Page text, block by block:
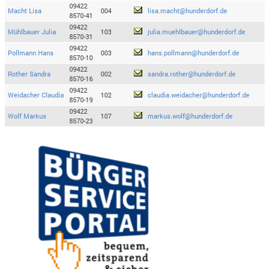
Macht Lisa
09422
8570-41
004 lisa.macht@hunderdorf.de
Mühlbauer Julia
09422
8570-31
103 julia.muehlbauer@hunderdorf.de
Pollmann Hans
09422
8570-10
003 hans.pollmann@hunderdorf.de
Rother Sandra
09422
8570-16
002 sandra.rother@hunderdorf.de
Weidacher Claudia
09422
8570-19
102 claudia.weidacher@hunderdorf.de
Wolf Markus
09422
8570-23
107 markus.wolf@hunderdorf.de